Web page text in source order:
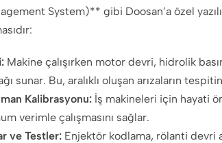
System)** gibi Doosan’a özel
Makine çalışırken motor devri, hidrolik
sunar. Bu, aralıklı oluşan arızaların
Kalibrasyonu: İş makineleri için hayati
verimle çalışmasını sağlar.
ve Testler: Enjektör kodlama, rölanti devri